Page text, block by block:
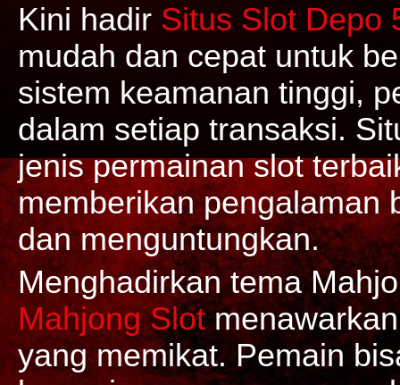
Kini hadir Situs Slot Depo
mudah dan cepat untuk
sistem keamanan tinggi,
dalam setiap transaksi.
jenis permainan slot
memberikan pengalaman
dan menguntungkan.
Menghadirkan tema
Mahjong Slot
yang memikat. Pemain